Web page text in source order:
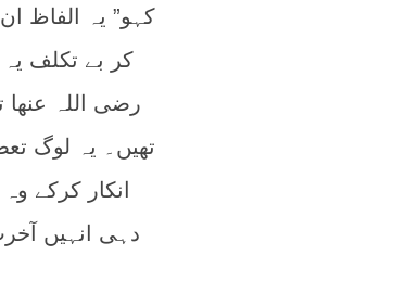
کہو” یہ الفاظ
کر بے تکلف
رضی اللہ عنھا
تھیں۔ یہ لوگ
انکار کرکے
دہی انہیں